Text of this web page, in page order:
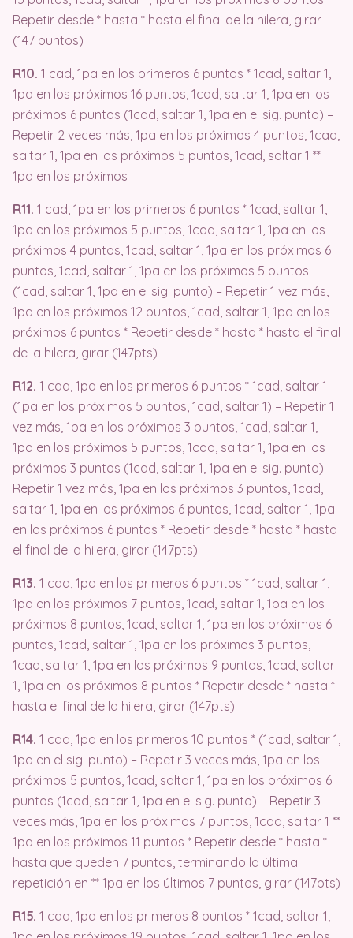
Repetir desde * hasta * hasta el final de la hilera, girar
(147 puntos)
R10. 1 cad, 1pa en los primeros 6 puntos * 1cad, saltar 1,
1pa en los próximos 16 puntos, 1cad, saltar 1, 1pa en los
próximos 6 puntos (1cad, saltar 1, 1pa en el sig. punto) –
Repetir 2 veces más, 1pa en los próximos 4 puntos, 1cad,
saltar 1, 1pa en los próximos 5 puntos, 1cad, saltar 1 **
1pa en los próximos
R11. 1 cad, 1pa en los primeros 6 puntos * 1cad, saltar 1,
1pa en los próximos 5 puntos, 1cad, saltar 1, 1pa en los
próximos 4 puntos, 1cad, saltar 1, 1pa en los próximos 6
puntos, 1cad, saltar 1, 1pa en los próximos 5 puntos
(1cad, saltar 1, 1pa en el sig. punto) – Repetir 1 vez más,
1pa en los próximos 12 puntos, 1cad, saltar 1, 1pa en los
próximos 6 puntos * Repetir desde * hasta * hasta el final
de la hilera, girar (147pts)
R12. 1 cad, 1pa en los primeros 6 puntos * 1cad, saltar 1
(1pa en los próximos 5 puntos, 1cad, saltar 1) – Repetir 1
vez más, 1pa en los próximos 3 puntos, 1cad, saltar 1,
1pa en los próximos 5 puntos, 1cad, saltar 1, 1pa en los
próximos 3 puntos (1cad, saltar 1, 1pa en el sig. punto) –
Repetir 1 vez más, 1pa en los próximos 3 puntos, 1cad,
saltar 1, 1pa en los próximos 6 puntos, 1cad, saltar 1, 1pa
en los próximos 6 puntos * Repetir desde * hasta * hasta
el final de la hilera, girar (147pts)
R13. 1 cad, 1pa en los primeros 6 puntos * 1cad, saltar 1,
1pa en los próximos 7 puntos, 1cad, saltar 1, 1pa en los
próximos 8 puntos, 1cad, saltar 1, 1pa en los próximos 6
puntos, 1cad, saltar 1, 1pa en los próximos 3 puntos,
1cad, saltar 1, 1pa en los próximos 9 puntos, 1cad, saltar
1, 1pa en los próximos 8 puntos * Repetir desde * hasta *
hasta el final de la hilera, girar (147pts)
R14. 1 cad, 1pa en los primeros 10 puntos * (1cad, saltar 1,
1pa en el sig. punto) – Repetir 3 veces más, 1pa en los
próximos 5 puntos, 1cad, saltar 1, 1pa en los próximos 6
puntos (1cad, saltar 1, 1pa en el sig. punto) – Repetir 3
veces más, 1pa en los próximos 7 puntos, 1cad, saltar 1 **
1pa en los próximos 11 puntos * Repetir desde * hasta *
hasta que queden 7 puntos, terminando la última
repetición en ** 1pa en los últimos 7 puntos, girar (147pts)
R15. 1 cad, 1pa en los primeros 8 puntos * 1cad, saltar 1,